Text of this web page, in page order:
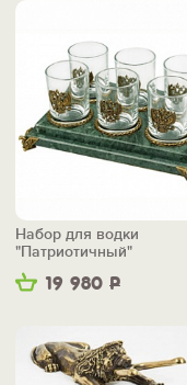
19 980 Р
Набор для водки
"Патриотичный"